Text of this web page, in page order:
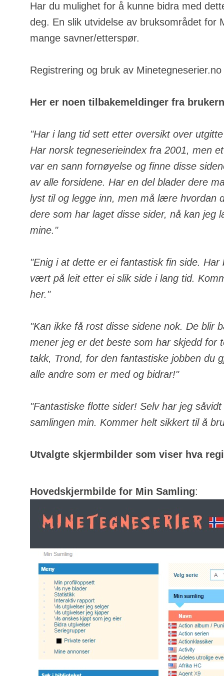
Har du mulighet for å kunne bidra med
deg. En slik utvidelse av bruksområdet for
mange savner/etterspør.
Registrering og bruk av
Her er noen tilbakemeldinger fra
"Har i lang tid sett etter oversikt over
Har norsk tegneserieindex fra 2001, men
var en sann fornøyelse og finne disse
av alle forsidene. Har en del blader dere
lyst til og legge inn, men må lære hvordan
dere som har laget disse sider, nå kan jeg
mine."
"Enig i at dette er ei fantastisk fin side.
vært på leit etter ei slik side i lang tid.
her."
"Kan ikke få rost disse sidene nok. De blir
mener jeg er det beste som har skjedd for
takk, Trond, for den fantastiske jobben du
alle andre som er med og bidrar!"
"Fantastiske flotte sider! Selv har jeg
samlingen min. Kommer helt sikkert til å
Utvalgte skjermbilder som viser hva
Hovedskjermbilde for Min Samling: